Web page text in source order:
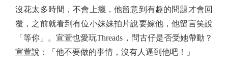
沒花太多時間，不會上癮，他留意到有趣的問題才會回
覆，之前就看到有位小妹妹拍片說要嫁他，他留言笑說
「等你」。宣萱也愛玩Threads，問古仔是否受她帶動？
宣萱說：「他不要做的事情，沒有人逼到他吧！」